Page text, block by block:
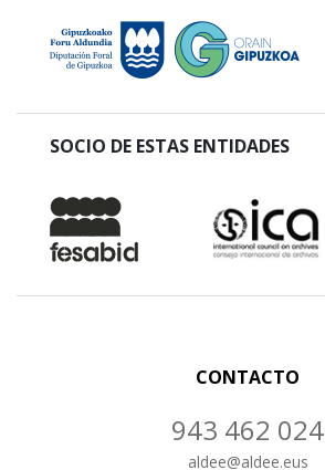
SOCIO DE ESTAS ENTIDADES
CONTACTO
943 462 024
aldee@aldee.eus